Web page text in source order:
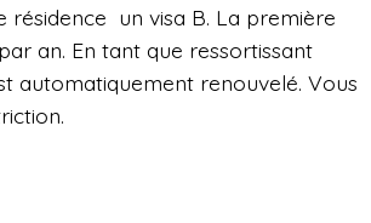
résidence un visa B. La première
an. En tant que ressortissant
automatiquement renouvelé. Vous